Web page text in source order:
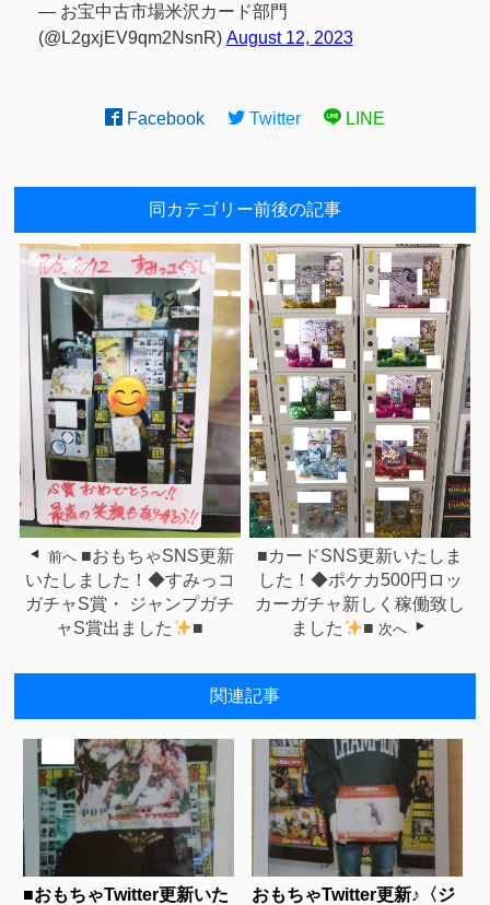
— お宝中古市場米沢カード部門
(@L2gxjEV9qm2NsnR) August 12, 2023
Facebook Twitter LINE
同カテゴリー前後の記事
前へ ■おもちゃSNS更新
いたしました！◆すみっコ
ガチャS賞・ ジャンプガチ
ャS賞出ました
■
■カードSNS更新いたしま
した！◆ポケカ500円ロッ
カーガチャ新しく稼働致し
ました
■ 次へ
関連記事
■おもちゃTwitter更新いた
おもちゃTwitter更新♪〈ジ